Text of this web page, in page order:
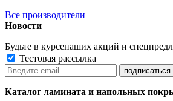
Все производители
Новости
Будьте в курсенаших акций и
Тестовая рассылка
Каталог ламината и напольных